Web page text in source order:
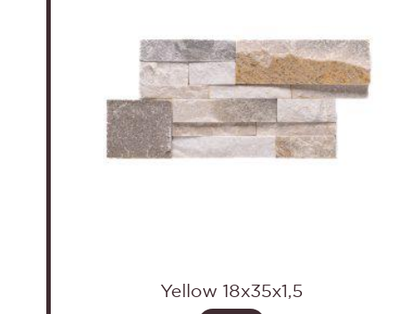
Yellow 18x35x1,5